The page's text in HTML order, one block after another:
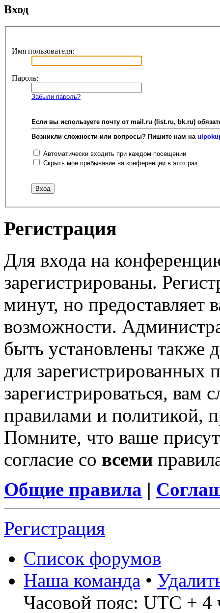
Вход
Имя пользователя:
Пароль:
Забыли пароль?
Если вы используете почту от mail.ru (list.ru, bk.ru)
Возникли сложности или вопросы? Пишите нам на
Автоматически входить при каждом посещении
Скрыть моё пребывание на конференции в этот раз
Регистрация
Для входа на
зарегистрированы.
минут, но предоставляет
возможности.
быть установлены также
для зарегистрированных
зарегистрироваться, вам
правилами и политикой,
Помните, что ваше
согласие со всеми
Общие правила |
Регистрация
Список форумов
Наша команда •
Часовой пояс: UTC + 4